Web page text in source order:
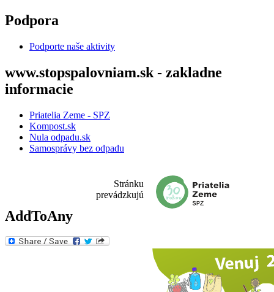
Skočiť na hlavný obsah
Podpora
Podporte naše aktivity
www.stopspalovniam.sk - zakladne
informacie
Priatelia Zeme - SPZ
Kompost.sk
Nula odpadu.sk
Samosprávy bez odpadu
Stránku
prevádzkujú
AddToAny